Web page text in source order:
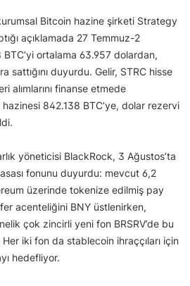
Bitcoin hazine şirketi Strategy
açıklamada 27 Temmuz-2
BTC’yi ortalama 63.957 dolardan,
sattığını duyurdu. Gelir, STRC hisse
alımlarını finanse etmede
hazinesi 842.138 BTC’ye, dolar rezervi
yöneticisi BlackRock, 3 Ağustos’ta
fonunu duyurdu: mevcut 6,2
üzerinde tokenize edilmiş pay
acenteliğini BNY üstlenirken,
çok zincirli yeni fon BRSRV’de bu
iki fon da stablecoin ihraççıları için
hedefliyor.